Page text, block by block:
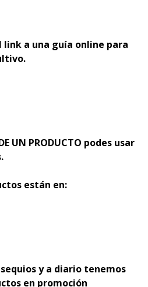
link a una guía online para
UN PRODUCTO podes usar
están en:
y a diario tenemos
en promoción